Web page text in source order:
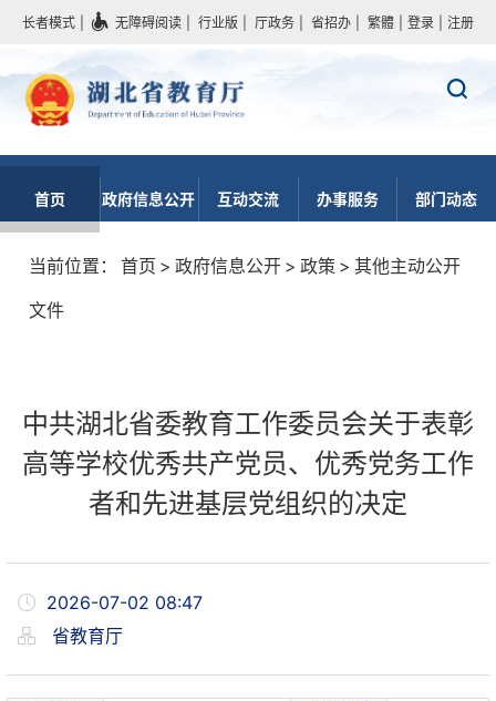
长者模式 无障碍阅读 行业版 厅政务 省招办 繁體 登录 注册
首页 政府信息公开 互动交流 办事服务 部门动态
当前位置： 首页 > 政府信息公开 > 政策 > 其他主动公开
文件
中共湖北省委教育工作委员会关于表彰
高等学校优秀共产党员、优秀党务工作
者和先进基层党组织的决定
2026-07-02 08:47
省教育厅